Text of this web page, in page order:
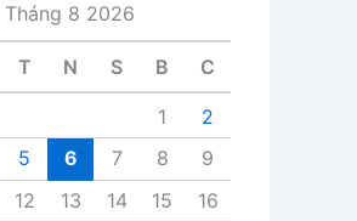
Tháng 8 2026
T N S B C
1
2
5 6 7 8
9
12 13 14 15
16